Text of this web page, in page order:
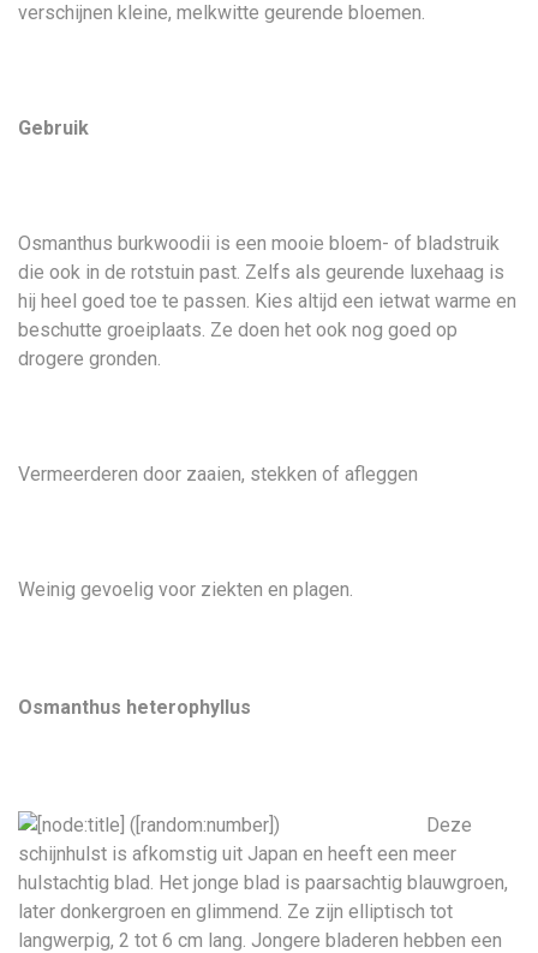
verschijnen kleine, melkwitte geurende bloemen.
Gebruik
Osmanthus burkwoodii is een mooie bloem- of bladstruik
die ook in de rotstuin past. Zelfs als geurende luxehaag is
hij heel goed toe te passen. Kies altijd een ietwat warme en
beschutte groeiplaats. Ze doen het ook nog goed op
drogere gronden.
Vermeerderen door zaaien, stekken of afleggen
Weinig gevoelig voor ziekten en plagen.
Osmanthus heterophyllus
Deze
schijnhulst is afkomstig uit Japan en heeft een meer
hulstachtig blad. Het jonge blad is paarsachtig blauwgroen,
later donkergroen en glimmend. Ze zijn elliptisch tot
langwerpig, 2 tot 6 cm lang. Jongere bladeren hebben een